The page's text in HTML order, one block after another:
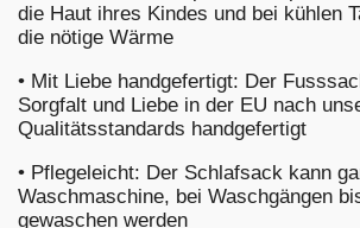
die Haut ihres Kindes und bei kühlen
die nötige Wärme
• Mit Liebe handgefertigt: Der
Sorgfalt und Liebe in der EU nach
Qualitätsstandards handgefertigt
• Pflegeleicht: Der Schlafsack kann
Waschmaschine, bei Waschgängen
gewaschen werden